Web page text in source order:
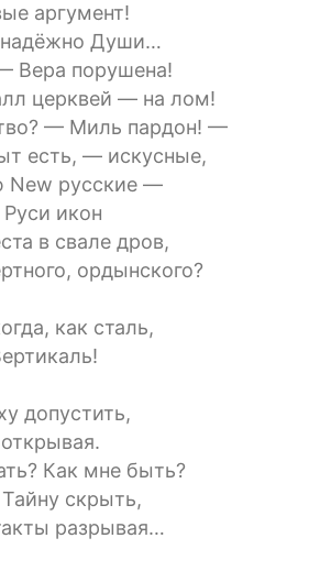
аргумент!
Души…
Вера порушена!
церквей — на лом!
— Миль пардон! —
есть, — искусные,
New русские —
икон
в свале дров,
ордынского?
как сталь,
допустить,
Как мне быть?
скрыть,
разрывая…